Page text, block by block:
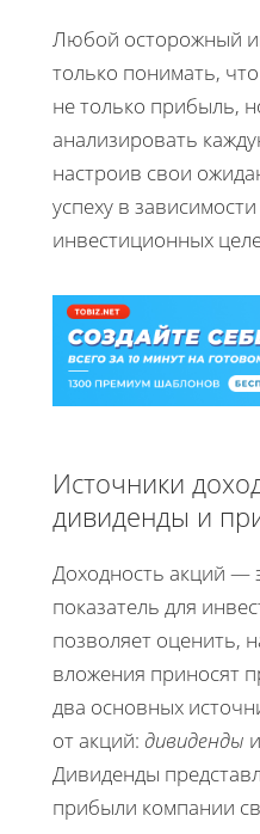
Любой осторожный
только понимать,
не только прибыль,
анализировать
настроив свои
успеху в
инвестиционных
Источники
дивиденды и
Доходность акций —
показатель для
позволяет оценить,
вложения приносят
два основных
от акций: дивиденды
Дивиденды
прибыли компании